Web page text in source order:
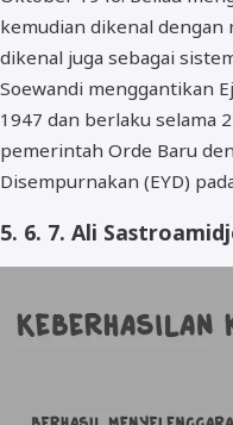
kemudian dikenal dengan
dikenal juga sebagai
Soewandi menggantikan
1947 dan berlaku selama
pemerintah Orde Baru
Disempurnakan (EYD)
5. 6. 7. Ali